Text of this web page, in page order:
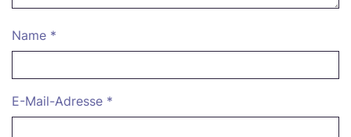
Name *
E-Mail-Adresse *